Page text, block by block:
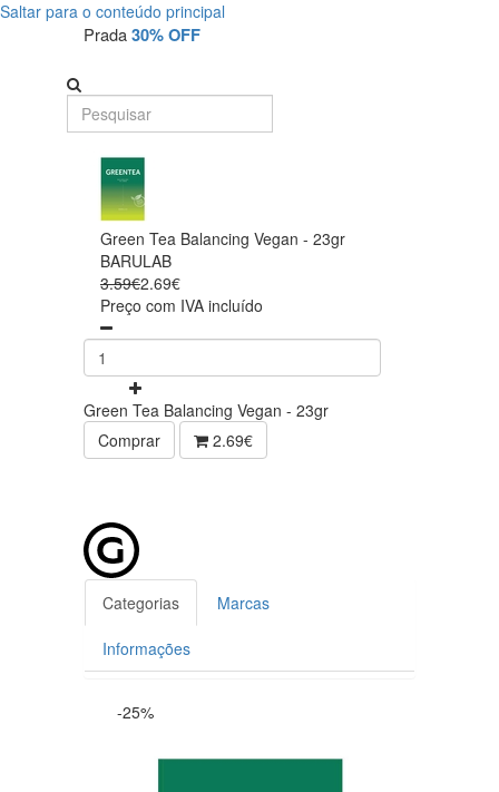
Saltar para o conteúdo principal
Prada30% OFF
Green Tea Balancing Vegan - 23gr
BARULAB
3.59€2.69€
Preço com IVA incluído
Green Tea Balancing Vegan - 23gr
Comprar
2.69€
Categorias Marcas
Informações
-25%